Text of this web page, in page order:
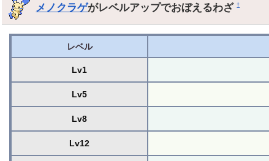
メノクラゲがレベルアップでおぼえるわざ†
レベル
Lv1
Lv5
Lv8
Lv12